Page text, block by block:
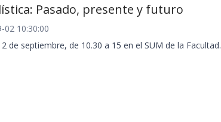
Pasado, presente y futuro
02 10:30:00
de septiembre, de 10.30 a 15 en el SUM de la Facultad.